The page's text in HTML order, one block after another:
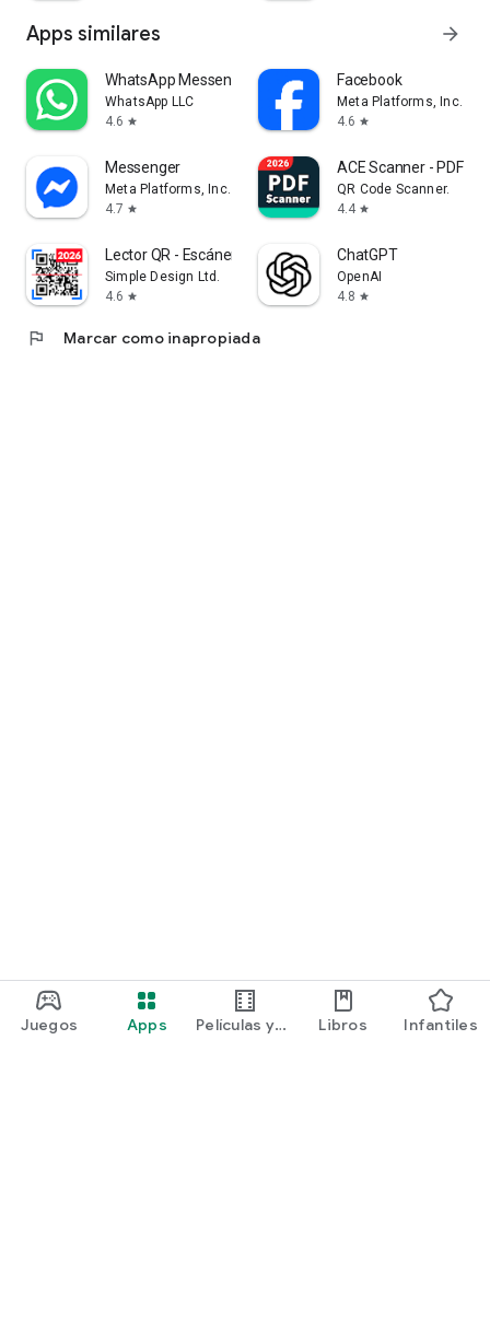
Juegos Apps
Películas y
Libros Infantiles
Apps similares arrow_forward
WhatsApp Messenger
WhatsApp LLC
4.6 star
Facebook
Meta Platforms, Inc.
4.6 star
Messenger
Meta Platforms, Inc.
4.7 star
ACE Scanner - PDF
QR Code Scanner.
4.4 star
Lector QR - Escáner Código QR
Simple Design Ltd.
4.6 star
ChatGPT
OpenAI
4.8 star
flag Marcar como inapropiada